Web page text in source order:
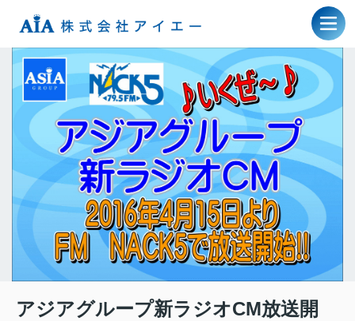
アジアグループ新ラジオCM放送開